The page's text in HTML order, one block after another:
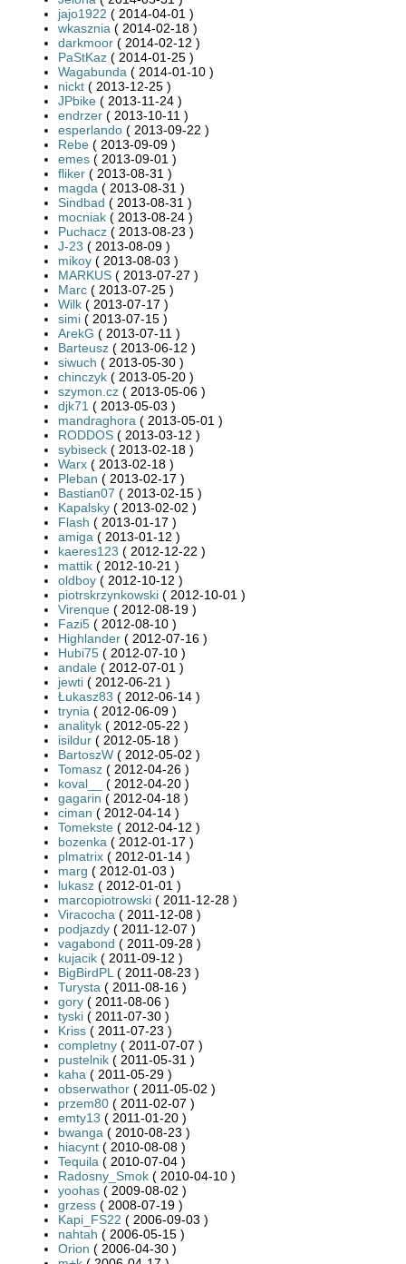
jajo1922 ( 2014-04-01 )
wkasznia ( 2014-02-18 )
darkmoor ( 2014-02-12 )
PaStKaz ( 2014-01-25 )
Wagabunda ( 2014-01-10 )
nickt ( 2013-12-25 )
JPbike ( 2013-11-24 )
endrzer ( 2013-10-11 )
esperlando ( 2013-09-22 )
Rebe ( 2013-09-09 )
emes ( 2013-09-01 )
fliker ( 2013-08-31 )
magda ( 2013-08-31 )
Sindbad ( 2013-08-31 )
mocniak ( 2013-08-24 )
Puchacz ( 2013-08-23 )
J-23 ( 2013-08-09 )
mikoy ( 2013-08-03 )
MARKUS ( 2013-07-27 )
Marc ( 2013-07-25 )
Wilk ( 2013-07-17 )
simi ( 2013-07-15 )
ArekG ( 2013-07-11 )
Barteusz ( 2013-06-12 )
siwuch ( 2013-05-30 )
chinczyk ( 2013-05-20 )
szymon.cz ( 2013-05-06 )
djk71 ( 2013-05-03 )
mandraghora ( 2013-05-01 )
RODDOS ( 2013-03-12 )
sybiseck ( 2013-02-18 )
Warx ( 2013-02-18 )
Pleban ( 2013-02-17 )
Bastian07 ( 2013-02-15 )
Kapalsky ( 2013-02-02 )
Flash ( 2013-01-17 )
amiga ( 2013-01-12 )
kaeres123 ( 2012-12-22 )
mattik ( 2012-10-21 )
oldboy ( 2012-10-12 )
piotrskrzynkowski ( 2012-10-01 )
Virenque ( 2012-08-19 )
Fazi5 ( 2012-08-10 )
Highlander ( 2012-07-16 )
Hubi75 ( 2012-07-10 )
andale ( 2012-07-01 )
jewti ( 2012-06-21 )
Łukasz83 ( 2012-06-14 )
trynia ( 2012-06-09 )
analityk ( 2012-05-22 )
isildur ( 2012-05-18 )
BartoszW ( 2012-05-02 )
Tomasz ( 2012-04-26 )
koval__
( 2012-04-20 )
gagarin ( 2012-04-18 )
ciman ( 2012-04-14 )
Tomekste ( 2012-04-12 )
bozenka ( 2012-01-17 )
plmatrix ( 2012-01-14 )
marg ( 2012-01-03 )
lukasz ( 2012-01-01 )
marcopiotrowski ( 2011-12-28 )
Viracocha ( 2011-12-08 )
podjazdy ( 2011-12-07 )
vagabond ( 2011-09-28 )
kujacik ( 2011-09-12 )
BigBirdPL ( 2011-08-23 )
Turysta ( 2011-08-16 )
gory ( 2011-08-06 )
tyski ( 2011-07-30 )
Kriss ( 2011-07-23 )
completny ( 2011-07-07 )
pustelnik ( 2011-05-31 )
kaha ( 2011-05-29 )
obserwathor ( 2011-05-02 )
przem80 ( 2011-02-07 )
emty13 ( 2011-01-20 )
bwanga ( 2010-08-23 )
hiacynt ( 2010-08-08 )
Tequila ( 2010-07-04 )
Radosny_Smok ( 2010-04-10 )
yoohas ( 2009-08-02 )
grzess ( 2008-07-19 )
Kapi_FS22 ( 2006-09-03 )
nahtah ( 2006-05-15 )
Orion ( 2006-04-30 )